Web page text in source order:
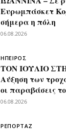
Ευρωμπάσκετ
σήμερα η πόλη
06.08.2026
ΗΠΕΙΡΟΣ
ΤΟΝ ΙΟΥΛΙΟ
Αύξηση των
οι παραβάσεις
06.08.2026
ΡΕΠΟΡΤΑΖ